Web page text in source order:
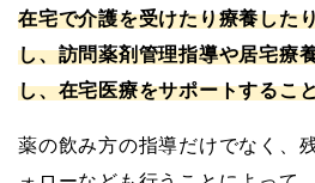
在宅で介護を受けたり療養した
し、訪問薬剤管理指導や居宅療
し、在宅医療をサポートするこ
薬の飲み方の指導だけでなく、